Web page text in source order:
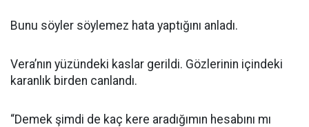
Bunu söyler söylemez hata yaptığını anladı.
Vera’nın yüzündeki kaslar gerildi. Gözlerinin içindeki
karanlık birden canlandı.
“Demek şimdi de kaç kere aradığımın hesabını mı